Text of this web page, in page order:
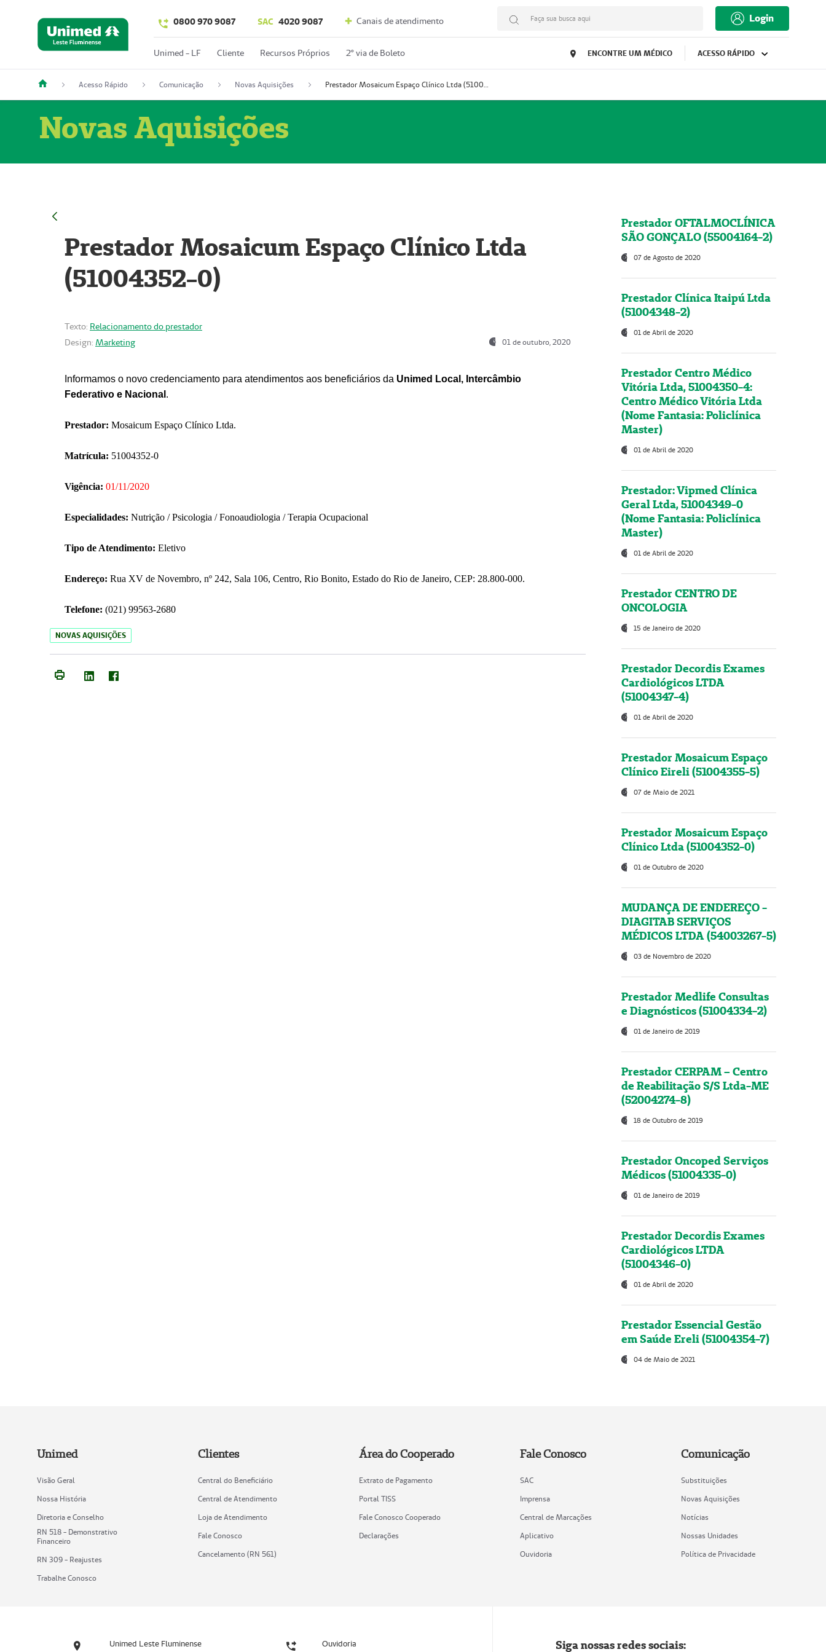
0800 970 9087 SAC 4020 9087 Canais de atendimento Faça sua busca aqui Login
Unimed - LF Cliente Recursos Próprios 2º via de Boleto ENCONTRE UM MÉDICO ACESSO RÁPIDO
Acesso Rápido Comunicação Novas Aquisições Prestador Mosaicum Espaço Clínico Ltda (51004352-0)
Novas Aquisições
Prestador Mosaicum Espaço Clínico Ltda
(51004352-0)
Texto: Relacionamento do prestador
Design: Marketing 01 de outubro, 2020
Informamos o novo credenciamento para atendimentos aos beneficiários da Unimed Local, Intercâmbio
Federativo e Nacional .
Prestador: Mosaicum Espaço Clínico Ltda.
Matrícula: 51004352-0
Vigência: 01/11/2020
Especialidades: Nutrição / Psicologia / Fonoaudiologia / Terapia Ocupacional
Tipo de Atendimento: Eletivo
Endereço: Rua XV de Novembro, nº 242, Sala 106, Centro, Rio Bonito, Estado do Rio de Janeiro, CEP: 28.800-000.
Telefone: (021) 99563-2680
NOVAS AQUISIÇÕES
Prestador OFTALMOCLÍNICA
SÃO GONÇALO (55004164-2)
07 de Agosto de 2020
Prestador Clínica Itaipú Ltda
(51004348-2)
01 de Abril de 2020
Prestador Centro Médico
Vitória Ltda, 51004350-4:
Centro Médico Vitória Ltda
(Nome Fantasia: Policlínica
Master)
01 de Abril de 2020
Prestador: Vipmed Clínica
Geral Ltda, 51004349-0
(Nome Fantasia: Policlínica
Master)
01 de Abril de 2020
Prestador CENTRO DE
ONCOLOGIA
15 de Janeiro de 2020
Prestador Decordis Exames
Cardiológicos LTDA
(51004347-4)
01 de Abril de 2020
Prestador Mosaicum Espaço
Clínico Eireli (51004355-5)
07 de Maio de 2021
Prestador Mosaicum Espaço
Clínico Ltda (51004352-0)
01 de Outubro de 2020
MUDANÇA DE ENDEREÇO -
DIAGITAB SERVIÇOS
MÉDICOS LTDA (54003267-5)
03 de Novembro de 2020
Prestador Medlife Consultas
e Diagnósticos (51004334-2)
01 de Janeiro de 2019
Prestador CERPAM – Centro
de Reabilitação S/S Ltda-ME
(52004274-8)
18 de Outubro de 2019
Prestador Oncoped Serviços
Médicos (51004335-0)
01 de Janeiro de 2019
Prestador Decordis Exames
Cardiológicos LTDA
(51004346-0)
01 de Abril de 2020
Prestador Essencial Gestão
em Saúde Ereli (51004354-7)
04 de Maio de 2021
Unimed
Visão Geral
Nossa História
Diretoria e Conselho
RN 518 - Demonstrativo
Financeiro
RN 309 - Reajustes
Trabalhe Conosco
Clientes
Central do Beneficiário
Central de Atendimento
Loja de Atendimento
Fale Conosco
Cancelamento (RN 561)
Área do Cooperado
Extrato de Pagamento
Portal TISS
Fale Conosco Cooperado
Declarações
Fale Conosco
SAC
Imprensa
Central de Marcações
Aplicativo
Ouvidoria
Comunicação
Substituições
Novas Aquisições
Notícias
Nossas Unidades
Política de Privacidade
Unimed Leste Fluminense Ouvidoria Siga nossas redes sociais: